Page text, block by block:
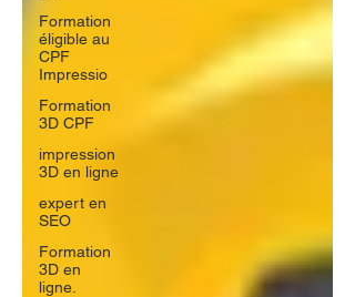
Formation
éligible au
CPF
Impressio
Formation
3D CPF
impression
3D en ligne
expert en
SEO
Formation
3D en
ligne.